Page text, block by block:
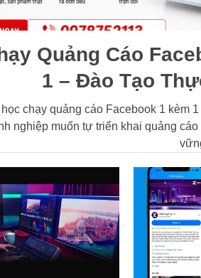
Quảng Cáo
1 – Đào Tạo
chạy quảng cáo Facebook 1 kèm
nghiệp muốn tự triển khai quảng